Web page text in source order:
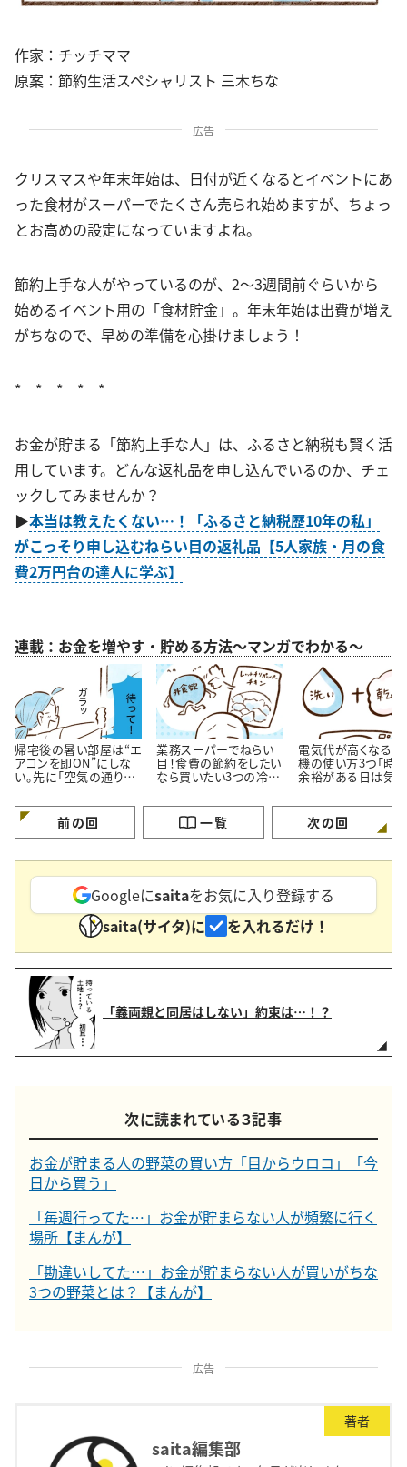
作家：チッチママ
原案：節約生活スペシャリスト 三木ちな
広告
クリスマスや年末年始は、日付が近くなるとイベントにあ
った食材がスーパーでたくさん売られ始めますが、ちょっ
とお高めの設定になっていますよね。
節約上手な人がやっているのが、2～3週間前ぐらいから
始めるイベント用の「食材貯金」。年末年始は出費が増え
がちなので、早めの準備を心掛けましょう！
* * * * *
お金が貯まる「節約上手な人」は、ふるさと納税も賢く活
用しています。どんな返礼品を申し込んでいるのか、チェ
ックしてみませんか？
▶本当は教えたくない…！「ふるさと納税歴10年の私」
がこっそり申し込むねらい目の返礼品【5人家族・月の食
費2万円台の達人に学ぶ】
連載：お金を増やす・貯める方法～マンガでわかる～
帰宅後の暑い部屋は“エ
アコンを即ON”にしな
い。先に「空気の通り
業務スーパーでねらい
目！食費の節約をしたい
なら買いたい3つの冷凍
電気代が高くなる
機の使い方3つ「時
余裕がある日は気
前の回 一覧 次の回
Googleにsaitaをお気に入り登録する
saita(サイタ)に
を入れるだけ！
「義両親と同居はしない」約束は…！？
次に読まれている３記事
お金が貯まる人の野菜の買い方「目からウロコ」「今
日から買う」
「毎週行ってた…」お金が貯まらない人が頻繁に行く
場所【まんが】
「勘違いしてた…」お金が貯まらない人が買いがちな
3つの野菜とは？【まんが】
広告
著者
saita編集部